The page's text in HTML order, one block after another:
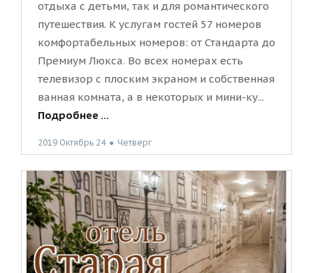
отдыха с детьми, так и для романтического
путешествия. К услугам гостей 57 номеров
комфортабельных номеров: от Стандарта до
Премиум Люкса. Во всех номерах есть
телевизор с плоским экраном и собственная
ванная комната, а в некоторых и мини-ку...
Подробнее ...
2019 Октябрь 24 ● Четверг